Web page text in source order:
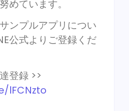
めています。
ンプルアプリについ
公式よりご登録くだ
登録 >>
lFCNzto